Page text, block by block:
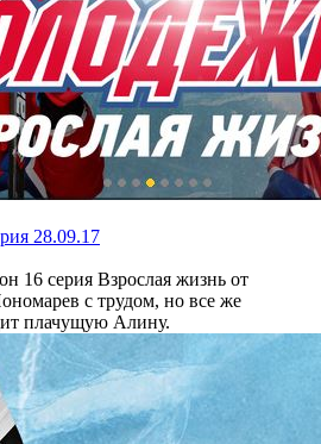
28.09.17
16 серия Взрослая жизнь от
с трудом, но все же
плачущую Алину.